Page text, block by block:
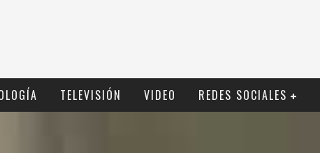
TELEVISIÓN VIDEO REDES SOCIALES